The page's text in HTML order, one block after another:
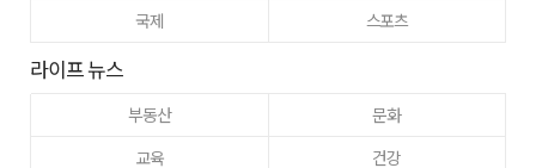
국제
스포츠
라이프 뉴스
부동산
문화
교육
건강